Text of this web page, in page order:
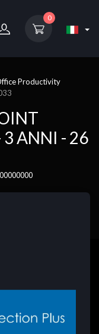
0
Productivity
3 ANNI - 26